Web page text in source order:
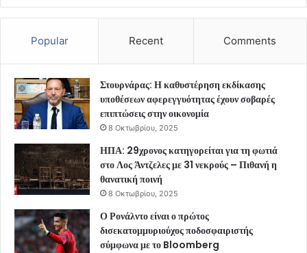
Popular Recent Comments
Στουρνάρας: Η καθυστέρηση εκδίκασης
υποθέσεων αφερεγγυότητας έχουν σοβαρές
επιπτώσεις στην οικονομία
8 Οκτωβρίου, 2025
ΗΠΑ: 29χρονος κατηγορείται για τη φωτιά
στο Λος Άντζελες με 31 νεκρούς – Πιθανή η
θανατική ποινή
8 Οκτωβρίου, 2025
Ο Ρονάλντο είναι ο πρώτος
δισεκατομμυριούχος ποδοσφαιριστής
σύμφωνα με το Bloomberg